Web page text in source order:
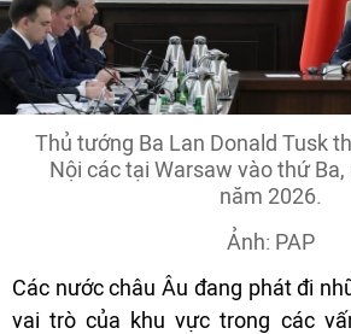
Thủ tướng Ba Lan Donald Tusk
Nội các tại Warsaw vào thứ
năm 2026.
Ảnh: PAP
Các nước châu Âu đang phát đi
vai trò của khu vực trong các